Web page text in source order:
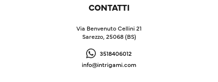
CONTATTI
Via Benvenuto Cellini 21
Sarezzo, 25068 (BS)
3518406012
info@intrigami.com